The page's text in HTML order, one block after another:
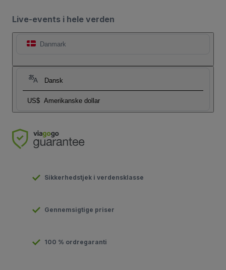
Live-events i hele verden
Danmark
Dansk
US$ Amerikanske dollar
Sikkerhedstjek i verdensklasse
Gennemsigtige priser
100 % ordregaranti